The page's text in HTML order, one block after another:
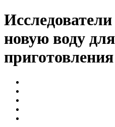
новую воду для